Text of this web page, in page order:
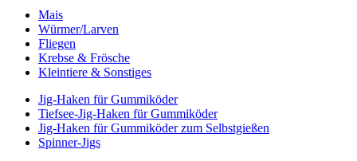
Mais
Würmer/Larven
Fliegen
Krebse & Frösche
Kleintiere & Sonstiges
Jig-Haken für Gummiköder
Tiefsee-Jig-Haken für Gummiköder
Jig-Haken für Gummiköder zum Selbstgießen
Spinner-Jigs